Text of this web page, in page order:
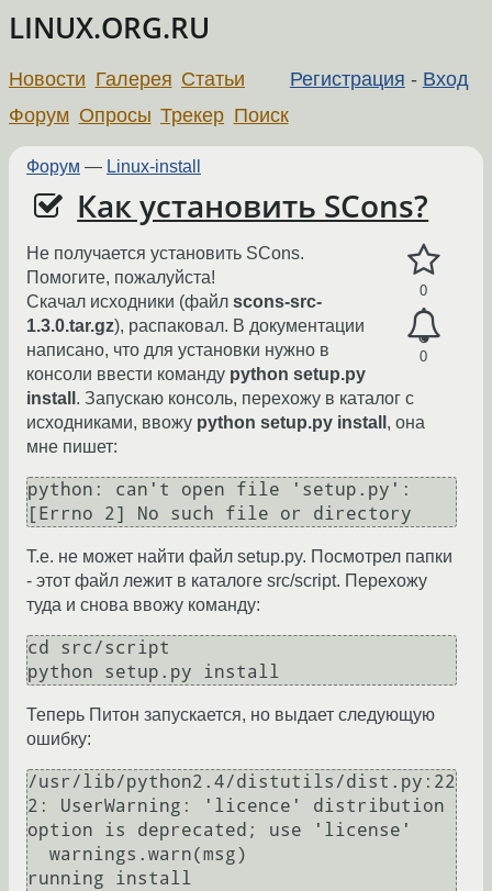
LINUX.ORG.RU
Регистрация - Вход
Новости Галерея Статьи
Форум Опросы Трекер Поиск
Форум — Linux-install
Как установить SCons?
0
0
Не получается установить SCons.
Помогите, пожалуйста!
Скачал исходники (файл scons-src-
1.3.0.tar.gz), распаковал. В документации
написано, что для установки нужно в
консоли ввести команду python setup.py
install . Запускаю консоль, перехожу в каталог с
исходниками, ввожу python setup.py install , она
мне пишет:
python: can't open file 'setup.py':
[Errno 2] No such file or directory
Т.е. не может найти файл setup.py. Посмотрел папки
- этот файл лежит в каталоге src/script. Перехожу
туда и снова ввожу команду:
cd src/script
python setup.py install
Теперь Питон запускается, но выдает следующую
ошибку:
/usr/lib/python2.4/distutils/dist.py:22
2: UserWarning: 'licence' distribution
option is deprecated; use 'license'
running install